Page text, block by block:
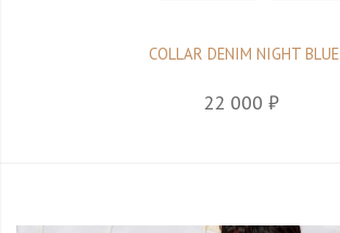
COLLAR DENIM NIGHT BLUE
22 000 ₽